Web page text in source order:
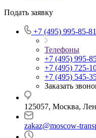
Подать заявку
+7 (495) 995-85-81
Телефоны
+7 (495) 995-
+7 (495) 725-
+7 (495) 545-
Заказать
125057, Москва,
zakaz@moscow-